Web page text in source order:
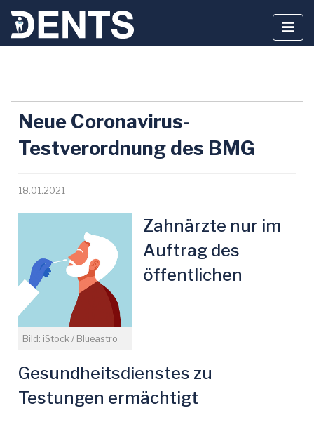
springen
Neue Coronavirus-
Testverordnung des BMG
18.01.2021
Bild: iStock / Blueastro
Zahnärzte nur im
Auftrag des
öffentlichen
Gesundheitsdienstes zu
Testungen ermächtigt